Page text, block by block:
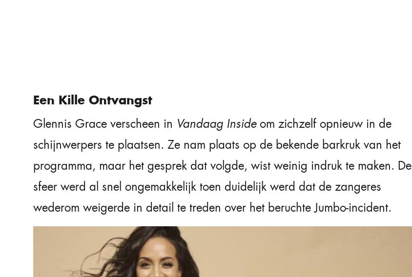
Een Kille Ontvangst
Glennis Grace verscheen in Vandaag Insideom zichzelf opnieuw in de
schijnwerpers te plaatsen. Ze nam plaats op de bekende barkruk van het
programma, maar het gesprek dat volgde, wist weinig indruk te maken. De
sfeer werd al snel ongemakkelijk toen duidelijk werd dat de zangeres
wederom weigerde in detail te treden over het beruchte Jumbo-incident.